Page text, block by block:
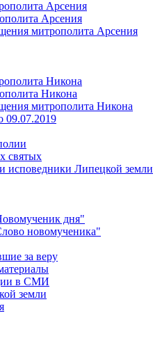
Арсения
Арсения
митрополита Арсения
Никона
Никона
митрополита Никона
09.07.2019
святых
исповедники Липецкой земли
дня"
новомученика"
за веру
в СМИ
земли